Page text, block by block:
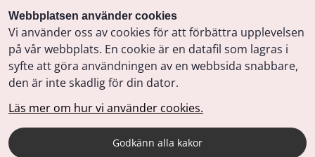
Webbplatsen använder cookies
Vi använder oss av cookies för att förbättra upplevelsen
på vår webbplats. En cookie är en datafil som lagras i
syfte att göra användningen av en webbsida snabbare,
den är inte skadlig för din dator.
Läs mer om hur vi använder cookies.
Godkänn alla kakor